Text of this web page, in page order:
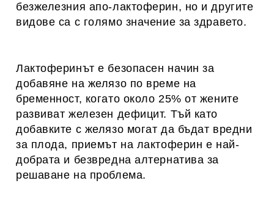
безжелезния апо-лактоферин, но и другите
видове са с голямо значение за здравето.
Лактоферинът е безопасен начин за
добавяне на желязо по време на
бременност, когато около 25% от жените
развиват железен дефицит. Тъй като
добавките с желязо могат да бъдат вредни
за плода, приемът на лактоферин е най-
добрата и безвредна алтернатива за
решаване на проблема.